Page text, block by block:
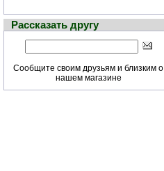
Рассказать другу
Сообщите своим друзьям и близким о
нашем магазине